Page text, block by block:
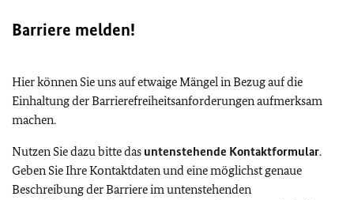
Barriere melden!
Hier können Sie uns auf etwaige Mängel in Bezug auf die
Einhaltung der Barrierefreiheitsanforderungen aufmerksam
machen.
Nutzen Sie dazu bitte das untenstehende Kontaktformular.
Geben Sie Ihre Kontaktdaten und eine möglichst genaue
Beschreibung der Barriere im untenstehenden